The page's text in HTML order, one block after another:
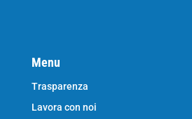
Menu
Trasparenza
Lavora con noi